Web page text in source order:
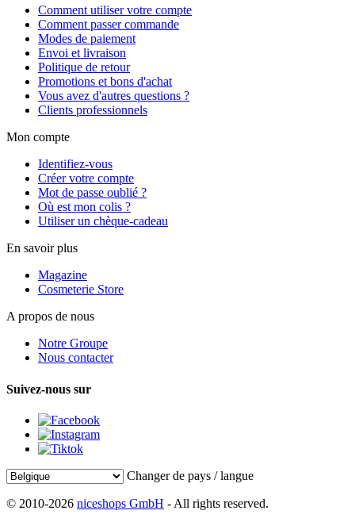
Comment utiliser votre compte
Comment passer commande
Modes de paiement
Envoi et livraison
Politique de retour
Promotions et bons d'achat
Vous avez d'autres questions ?
Clients professionnels
Mon compte
Identifiez-vous
Créer votre compte
Mot de passe oublié ?
Où est mon colis ?
Utiliser un chèque-cadeau
En savoir plus
Magazine
Cosmeterie Store
A propos de nous
Notre Groupe
Nous contacter
Suivez-nous sur
Changer de pays / langue
© 2010-2026 niceshops GmbH - All rights reserved.